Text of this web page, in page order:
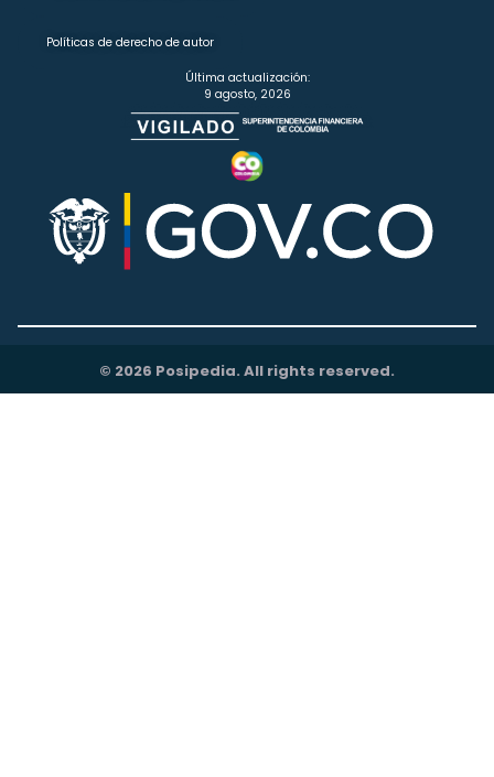
Políticas de derecho de autor
Última actualización:
9 agosto, 2026
© 2026 Posipedia. All rights reserved.